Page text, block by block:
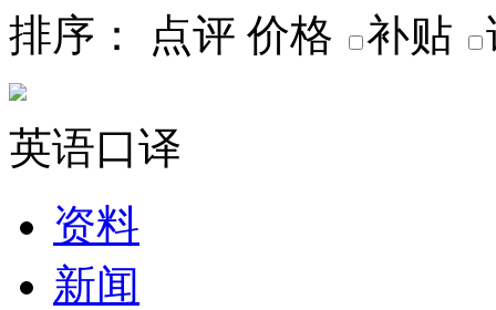
排序：
点评 价格 补贴
英语口译
资料
新闻